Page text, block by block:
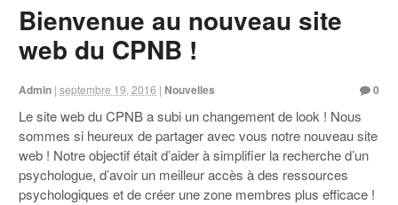
Bienvenue au nouveau site
web du CPNB !
Admin |septembre 19, 2016 | Nouvelles 0
Le site web du CPNB a subi un changement de look ! Nous
sommes si heureux de partager avec vous notre nouveau site
web ! Notre objectif était d’aider à simplifier la recherche d’un
psychologue, d’avoir un meilleur accès à des ressources
psychologiques et de créer une zone membres plus efficace !